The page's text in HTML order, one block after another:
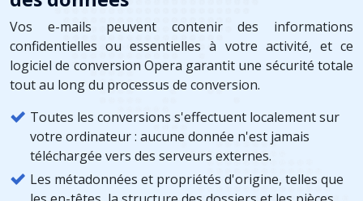
Vos e-mails peuvent contenir des informations
confidentielles ou essentielles à votre activité, et ce
logiciel de conversion Opera garantit une sécurité totale
tout au long du processus de conversion.
Toutes les conversions s'effectuent localement sur
votre ordinateur : aucune donnée n'est jamais
téléchargée vers des serveurs externes.
Les métadonnées et propriétés d'origine, telles que